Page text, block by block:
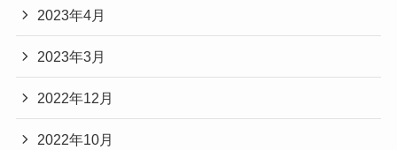
2023年4月
2023年3月
2022年12月
2022年10月